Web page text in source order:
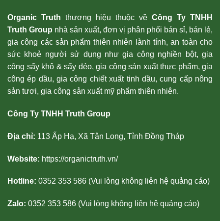
Organic Truth thương hiệu thuộc về Công Ty TNHH
Truth Group nhà sản xuất, đơn vị phân phối bán sỉ, bán lẻ,
gia công các sản phẩm thiên nhiên lành tính, an toàn cho
sức khoẻ người sử dụng như gia công nghiền bột, gia
công sấy khô & sấy dẻo, gia công sản xuất thực phẩm, gia
công ép dầu, gia công chiết xuất tinh dầu, cung cấp nông
sản tươi, gia công sản xuất mỹ phẩm thiên nhiên.
Công Ty TNHH Truth Group
Địa chỉ: 113 Ấp Hạ, Xã Tân Long, Tỉnh Đồng Tháp
Website: https://organictruth.vn/
Hotline: 0352 353 586 (Vui lòng không liên hệ quảng cáo)
Zalo: 0352 353 586 (Vui lòng không liên hệ quảng cáo)